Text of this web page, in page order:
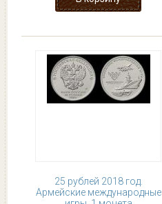
25 рублей 2018 год.
Армейские международные